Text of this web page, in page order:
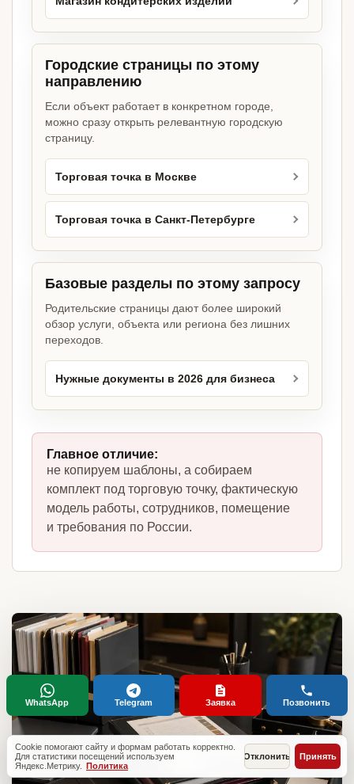
Городские страницы по этому
направлению
Если объект работает в конкретном городе,
можно сразу открыть релевантную городскую
страницу.
Торговая точка в Москве
Торговая точка в Санкт-Петербурге
Базовые разделы по этому запросу
Родительские страницы дают более широкий
обзор услуги, объекта или региона без лишних
переходов.
Нужные документы в 2026 для бизнеса
Главное отличие:
не копируем шаблоны, а собираем
комплект под торговую точку, фактическую
модель работы, сотрудников, помещение
и требования по России.
Cookie помогают сайту и формам работать корректно.
Для статистики посещений используем
Яндекс.Метрику. Политика
Отклонить Принять
WhatsApp Telegram Заявка Позвонить